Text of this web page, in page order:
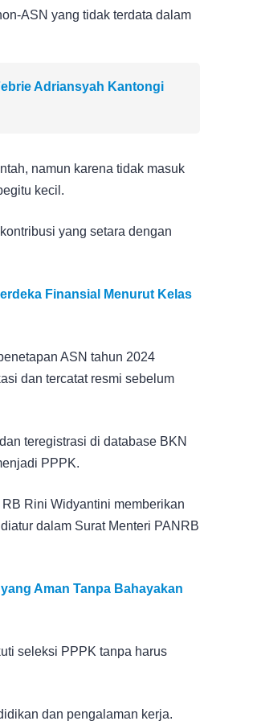
ASN yang tidak terdata dalam
Adriansyah Kantongi
namun karena tidak masuk
kecil.
yang setara dengan
Finansial Menurut Kelas
ASN tahun 2024
dan tercatat resmi sebelum
teregistrasi di database BKN
PPPK.
Rini Widyantini memberikan
dalam Surat Menteri PANRB
Aman Tanpa Bahayakan
seleksi PPPK tanpa harus
dan pengalaman kerja.